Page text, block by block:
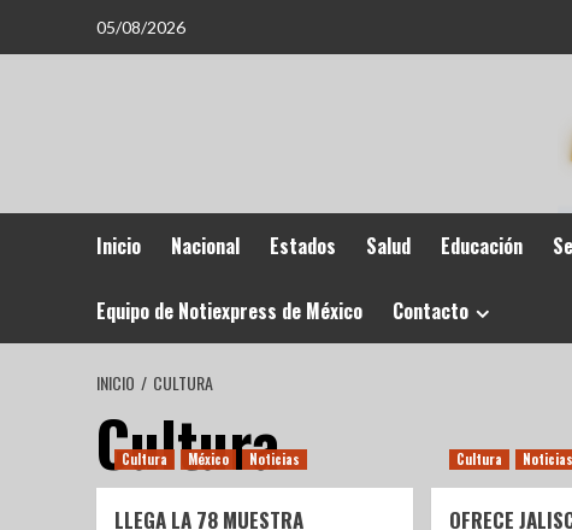
05/08/2026
Inicio Nacional Estados Salud Educación
Equipo de Notiexpress de México Contacto
INICIO CULTURA
Cultura
Cultura México Noticias
LLEGA LA 78 MUESTRA
Cultura Noticias
OFRECE